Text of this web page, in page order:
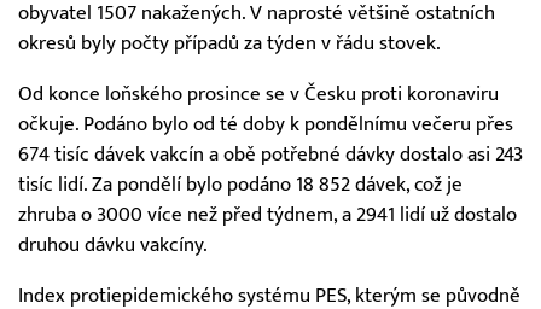
obyvatel 1507 nakažených. V naprosté většině ostatních
okresů byly počty případů za týden v řádu stovek.
Od konce loňského prosince se v Česku proti koronaviru
očkuje. Podáno bylo od té doby k pondělnímu večeru přes
674 tisíc dávek vakcín a obě potřebné dávky dostalo asi 243
tisíc lidí. Za pondělí bylo podáno 18 852 dávek, což je
zhruba o 3000 více než před týdnem, a 2941 lidí už dostalo
druhou dávku vakcíny.
Index protiepidemického systému PES, kterým se původně